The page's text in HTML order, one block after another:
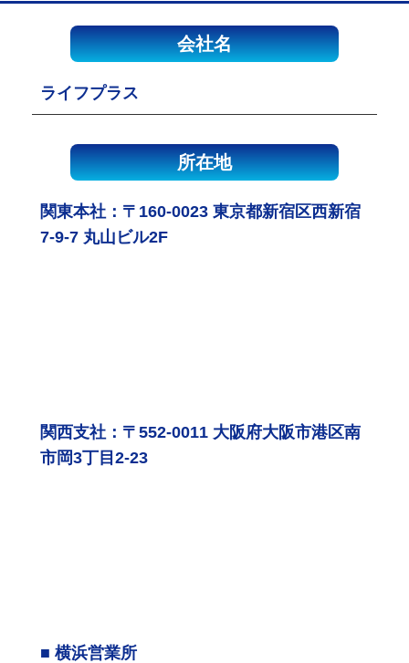
会社名
ライフプラス
所在地
関東本社：〒160-0023 東京都新宿区西新宿
7-9-7 丸山ビル2F
関西支社：〒552-0011 大阪府大阪市港区南
市岡3丁目2-23
■ 横浜営業所